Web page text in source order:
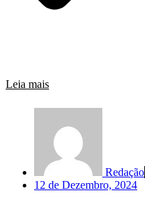
Leia mais
Redação
12 de Dezembro, 2024